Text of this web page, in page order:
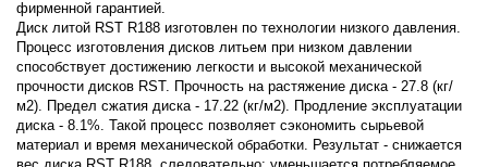
фирменной гарантией.
Диск литой RST R188 изготовлен по технологии низкого давления.
Процесс изготовления дисков литьем при низком давлении
способствует достижению легкости и высокой механической
прочности дисков RST. Прочность на растяжение диска - 27.8 (кг/
м2). Предел сжатия диска - 17.22 (кг/м2). Продление эксплуатации
диска - 8.1%. Такой процесс позволяет сэкономить сырьевой
материал и время механической обработки. Результат - снижается